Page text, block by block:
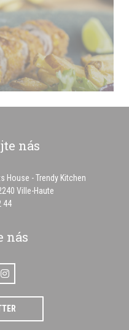
nás
House - Trendy Kitchen
Ville-Haute
44
nás
((otevře se v novém okně))
Instagram ((otevře se v novém